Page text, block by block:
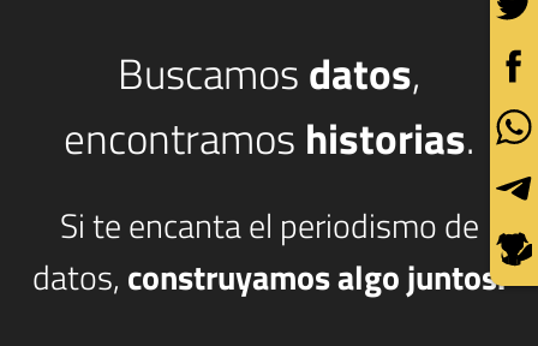
Buscamosdatos,
encontramos historias.
Si te encanta el periodismo de
datos, construyamos algo juntos.